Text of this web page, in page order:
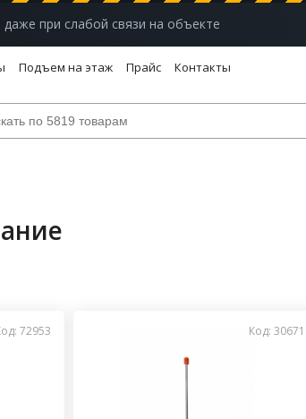
при слабой связи на объекте
Подъем на этаж Прайс Контакты
72953 Код: 30671